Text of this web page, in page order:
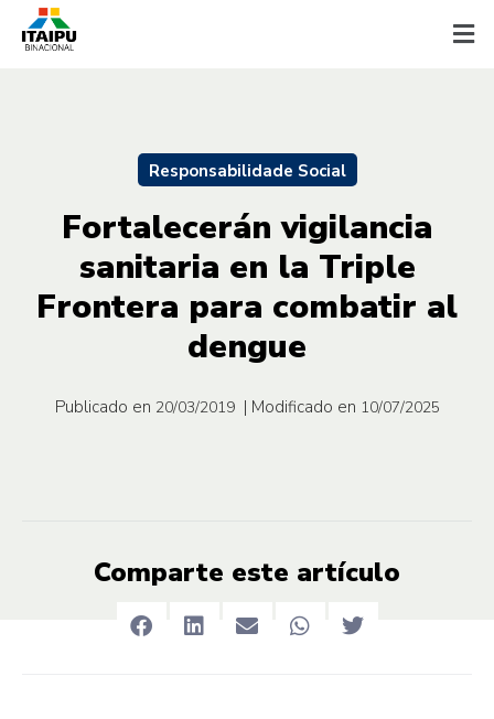
Responsabilidade Social
Fortalecerán vigilancia
sanitaria en la Triple
Frontera para combatir al
dengue
Publicado en 20/03/2019 | Modificado en 10/07/2025
Comparte este artículo